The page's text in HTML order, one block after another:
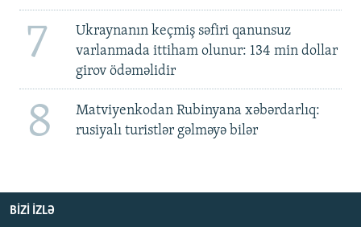
7
Ukraynanın keçmiş səfiri qanunsuz
varlanmada ittiham olunur: 134 min dollar
girov ödəməlidir
8
Matviyenkodan Rubinyana xəbərdarlıq:
rusiyalı turistlər gəlməyə bilər
BIZI IZLƏ